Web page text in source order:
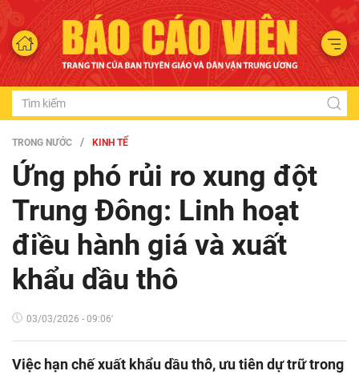
TRONG NƯỚC KINH TẾ
Ứng phó rủi ro xung đột
Trung Đông: Linh hoạt
điều hành giá và xuất
khẩu dầu thô
03/03/2026 - 09:06'
Việc hạn chế xuất khẩu dầu thô, ưu tiên dự trữ trong